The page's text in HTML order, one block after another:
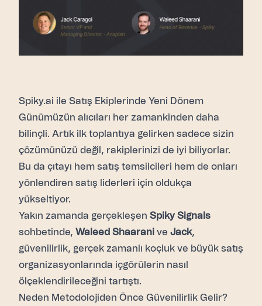
Spiky.ai ile Satış Ekiplerinde Yeni Dönem
Günümüzün alıcıları her zamankinden daha
bilinçli. Artık ilk toplantıya gelirken sadece sizin
çözümünüzü değil, rakiplerinizi de iyi biliyorlar.
Bu da çıtayı hem satış temsilcileri hem de onları
yönlendiren satış liderleri için oldukça
yükseltiyor.
Yakın zamanda gerçekleşen Spiky Signals
sohbetinde, Waleed Shaarani ve Jack,
güvenilirlik, gerçek zamanlı koçluk ve büyük satış
organizasyonlarında içgörülerin nasıl
ölçeklendirileceğini tartıştı.
Neden Metodolojiden Önce Güvenilirlik Gelir?